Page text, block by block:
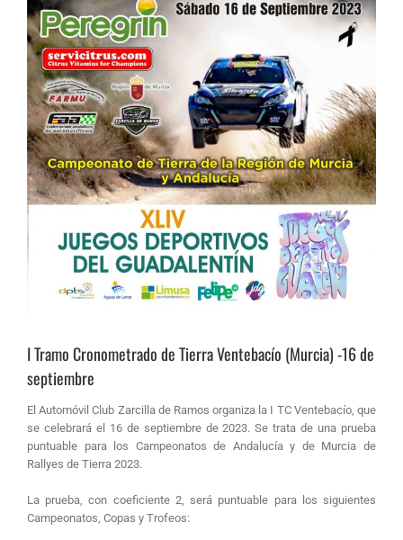
I Tramo Cronometrado de Tierra Ventebacío (Murcia) -16 de
septiembre
El Automóvil Club Zarcilla de Ramos organiza la I TC Ventebacío, que
se celebrará el 16 de septiembre de 2023. Se trata de una prueba
puntuable para los Campeonatos de Andalucía y de Murcia de
Rallyes de Tierra 2023.
La prueba, con coeficiente 2, será puntuable para los siguientes
Campeonatos, Copas y Trofeos: